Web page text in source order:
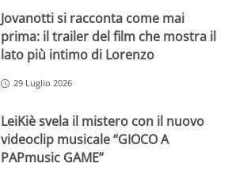
Jovanotti si racconta come mai
prima: il trailer del film che mostra il
lato più intimo di Lorenzo
29 Luglio 2026
LeiKiè svela il mistero con il nuovo
videoclip musicale “GIOCO A
PAPmusic GAME”